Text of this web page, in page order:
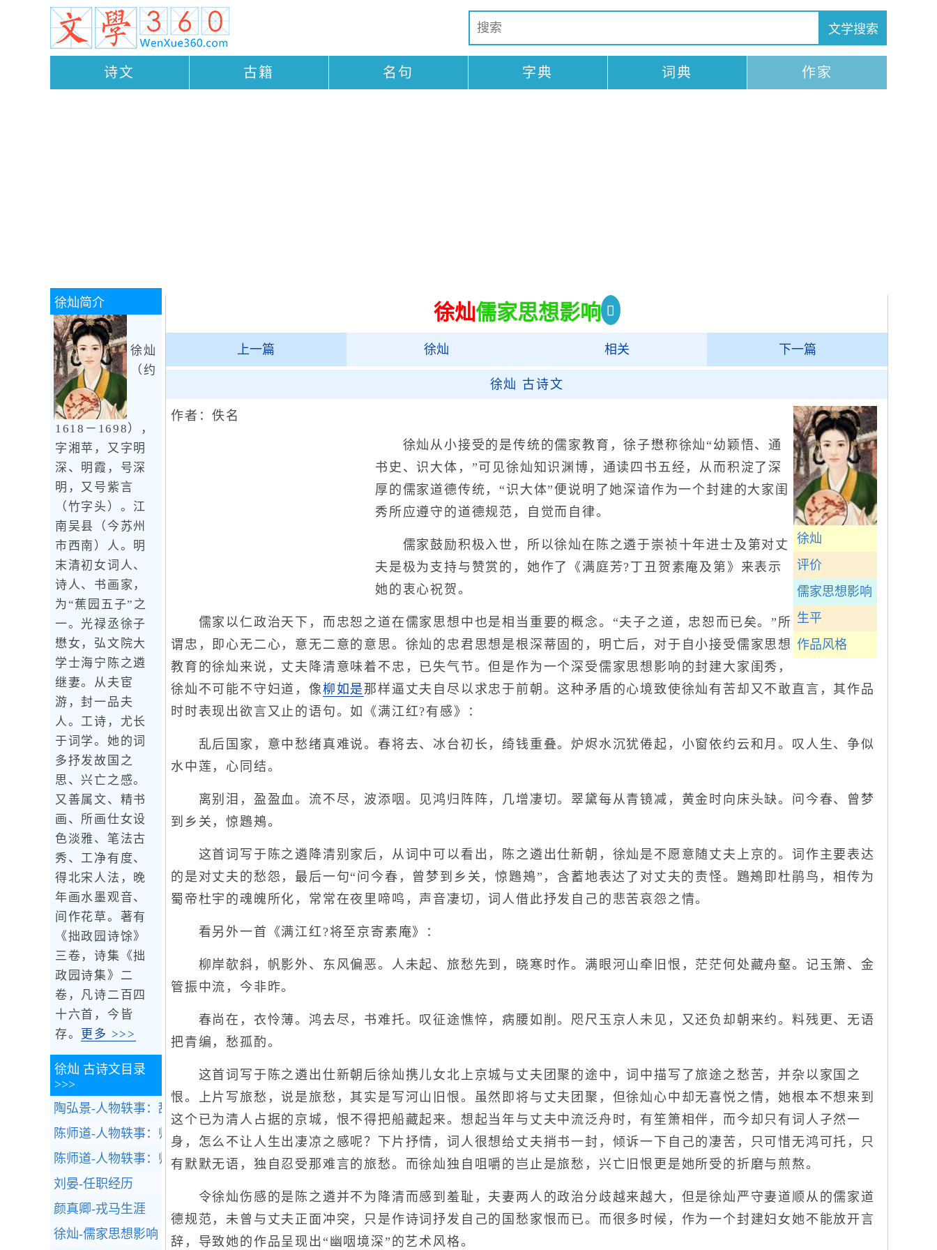
诗文 古籍 名句 字典 词典 作家
徐灿儒家思想影响
上一篇 徐灿 相关 下一篇
徐灿 古诗文
徐灿
评价
儒家思想影响
生平
作品风格
作者：佚名
徐灿从小接受的是传统的儒家教育，徐子懋称徐灿“幼颖悟、通
书史、识大体，”可见徐灿知识渊博，通读四书五经，从而积淀了深
厚的儒家道德传统，“识大体”便说明了她深谙作为一个封建的大家闺
秀所应遵守的道德规范，自觉而自律。
儒家鼓励积极入世，所以徐灿在陈之遴于崇祯十年进士及第对丈
夫是极为支持与赞赏的，她作了《满庭芳?丁丑贺素庵及第》来表示
她的衷心祝贺。
儒家以仁政治天下，而忠恕之道在儒家思想中也是相当重要的概念。“夫子之道，忠恕而已矣。”所
谓忠，即心无二心，意无二意的意思。徐灿的忠君思想是根深蒂固的，明亡后，对于自小接受儒家思想
教育的徐灿来说，丈夫降清意味着不忠，已失气节。但是作为一个深受儒家思想影响的封建大家闺秀，
徐灿不可能不守妇道，像柳如是 那样逼丈夫自尽以求忠于前朝。这种矛盾的心境致使徐灿有苦却又不敢直言，其作品
时时表现出欲言又止的语句。如《满江红?有感》：
乱后国家，意中愁绪真难说。春将去、冰台初长，绮钱重叠。炉烬水沉犹倦起，小窗依约云和月。叹人生、争似
水中莲，心同结。
离别泪，盈盈血。流不尽，波添咽。见鸿归阵阵，几增凄切。翠黛每从青镜减，黄金时向床头缺。问今春、曾梦
到乡关，惊鶗鴂。
这首词写于陈之遴降清别家后，从词中可以看出，陈之遴出仕新朝，徐灿是不愿意随丈夫上京的。词作主要表达
的是对丈夫的愁怨，最后一句“问今春，曾梦到乡关，惊鶗鴂”，含蓄地表达了对丈夫的责怪。鶗鴂即杜鹃鸟，相传为
蜀帝杜宇的魂魄所化，常常在夜里啼鸣，声音凄切，词人借此抒发自己的悲苦哀怨之情。
看另外一首《满江红?将至京寄素庵》：
柳岸欹斜，帆影外、东风偏恶。人未起、旅愁先到，晓寒时作。满眼河山牵旧恨，茫茫何处藏舟壑。记玉箫、金
管振中流，今非昨。
春尚在，衣怜薄。鸿去尽，书难托。叹征途憔悴，病腰如削。咫尺玉京人未见，又还负却朝来约。料残更、无语
把青编，愁孤酌。
这首词写于陈之遴出仕新朝后徐灿携儿女北上京城与丈夫团聚的途中，词中描写了旅途之愁苦，并杂以家国之
恨。上片写旅愁，说是旅愁，其实是写河山旧恨。虽然即将与丈夫团聚，但徐灿心中却无喜悦之情，她根本不想来到
这个已为清人占据的京城，恨不得把船藏起来。想起当年与丈夫中流泛舟时，有笙箫相伴，而今却只有词人孑然一
身，怎么不让人生出凄凉之感呢？下片抒情，词人很想给丈夫捎书一封，倾诉一下自己的凄苦，只可惜无鸿可托，只
有默默无语，独自忍受那难言的旅愁。而徐灿独自咀嚼的岂止是旅愁，兴亡旧恨更是她所受的折磨与煎熬。
令徐灿伤感的是陈之遴并不为降清而感到羞耻，夫妻两人的政治分歧越来越大，但是徐灿严守妻道顺从的儒家道
德规范，未曾与丈夫正面冲突，只是作诗词抒发自己的国愁家恨而已。而很多时候，作为一个封建妇女她不能放开言
辞，导致她的作品呈现出“幽咽境深”的艺术风格。
徐灿简介
徐灿
（约
1618－1698），
字湘苹，又字明
深、明霞，号深
明，又号紫言
（竹字头）。江
南吴县（今苏州
市西南）人。明
末清初女词人、
诗人、书画家，
为“蕉园五子”之
一。光禄丞徐子
懋女，弘文院大
学士海宁陈之遴
继妻。从夫宦
游，封一品夫
人。工诗，尤长
于词学。她的词
多抒发故国之
思、兴亡之感。
又善属文、精书
画、所画仕女设
色淡雅、笔法古
秀、工净有度、
得北宋人法，晚
年画水墨观音、
间作花草。著有
《拙政园诗馀》
三卷，诗集《拙
政园诗集》二
卷，凡诗二百四
十六首，今皆
存。 更多 >>>
徐灿 古诗文目录
>>>
陶弘景-人物轶事：辞官归隐
陈师道-人物轶事：师道近佛
陈师道-人物轶事：师道述贫
刘晏-任职经历
颜真卿-戎马生涯
徐灿-儒家思想影响